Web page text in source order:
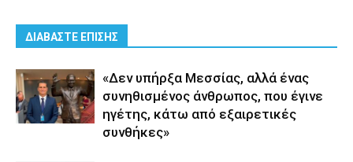
ΔΙΑΒΑΣΤΕ ΕΠΙΣΗΣ
«Δεν υπήρξα Μεσσίας, αλλά ένας
συνηθισμένος άνθρωπος, που έγινε
ηγέτης, κάτω από εξαιρετικές
συνθήκες»